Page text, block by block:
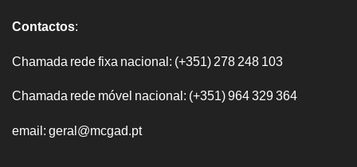
Contactos:
Chamada rede fixa nacional: (+351) 278 248 103
Chamada rede móvel nacional: (+351) 964 329 364
email: geral@mcgad.pt